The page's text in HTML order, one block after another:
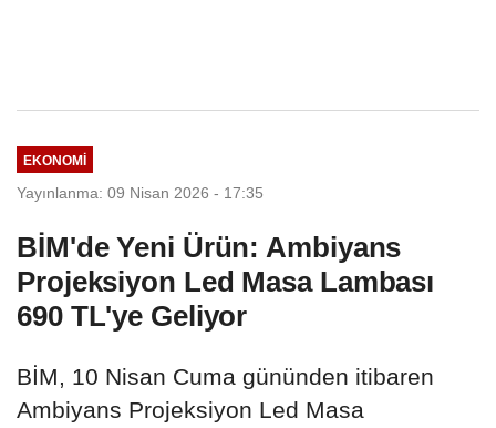
EKONOMI
Yayınlanma: 09 Nisan 2026 - 17:35
BİM'de Yeni Ürün: Ambiyans
Projeksiyon Led Masa Lambası
690 TL'ye Geliyor
BİM, 10 Nisan Cuma gününden itibaren
Ambiyans Projeksiyon Led Masa